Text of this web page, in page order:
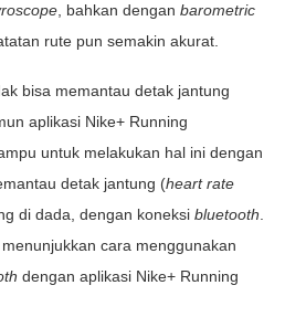
, bahkan dengan barometric
rute pun semakin akurat.
bisa memantau detak jantung
aplikasi Nike+ Running
untuk melakukan hal ini dengan
detak jantung (heart rate
di dada, dengan koneksi bluetooth
cara menggunakan
dengan aplikasi Nike+ Running